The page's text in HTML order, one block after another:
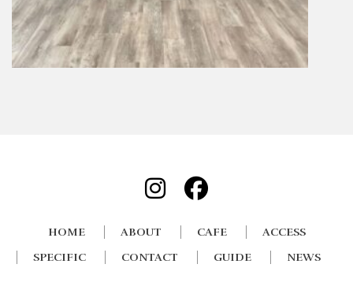
HOME ABOUT CAFE
ACCESS
SPECIFIC
CONTACT GUIDE NEWS